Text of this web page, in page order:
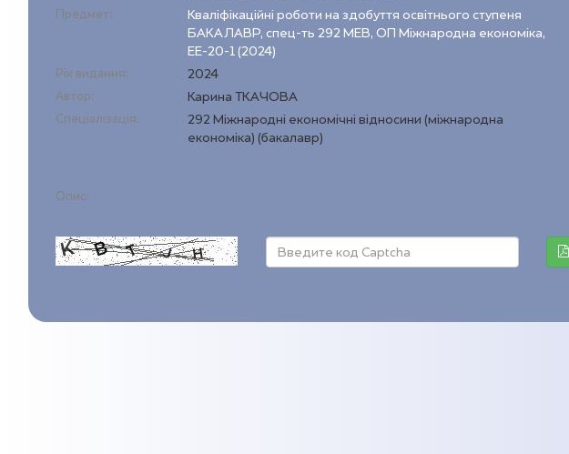
Предмет:
Кваліфікаційні роботи на здобуття освітнього ступеня
БАКАЛАВР, спец-ть 292 МЕВ, ОП Міжнародна економіка,
ЕЕ-20-1 (2024)
Рік видання: 2024
Автор: Карина ТКАЧОВА
Спеціалізація:
292 Міжнародні економічні відносини (міжнародна
економіка) (бакалавр)
Опис: